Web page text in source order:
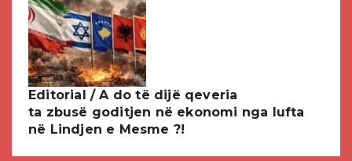
Editorial / A do të dijë qeveria
ta zbusë goditjen në ekonomi nga lufta
në Lindjen e Mesme ?!